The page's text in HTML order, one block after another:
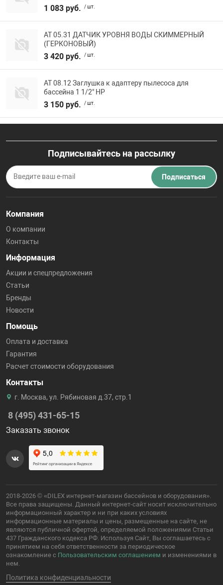
1 083 руб. / шт.
АТ 05.31 ДАТЧИК УРОВНЯ ВОДЫ СКИММЕРНЫЙ
(ГЕРКОНОВЫЙ)
3 420 руб. / шт.
АТ 08.12 Заглушка к адаптеру пылесоса для
бассейна 1 1/2" НР
3 150 руб. / шт.
Подписывайтесь на рассылку
Подписаться
Компания
О компании
Контакты
Информация
Акции и спецпредложения
Статьи
Бренды
Новости
Помощь
Оплата и доставка
Гарантия
Расчет стоимости оборудования
Контакты
г. Москва, ул. Рябиновая д.37, стр.1
8 (495) 431-65-15
Заказать звонок
2018-2026 © «DILEX интернет-магазин бассейнов и оборудования».
Все права защищены. Данный интернет-сайт носит исключительно
информационный характер и ни при каких условиях
информационные материалы и цены, размещенные на сайте, не
являются публичной офертой, определяемой положениями Статьи
437 Гражданского кодекса РФ. Используя Сайт, Вы соглашаетесь с
принятием на себя ответственности за периодическое
ознакомление с Пользовательским соглашением и изменениями в
нем.
Политика конфиденциальности